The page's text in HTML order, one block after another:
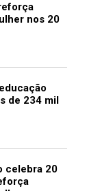
nos 20
de 234 mil
celebra 20